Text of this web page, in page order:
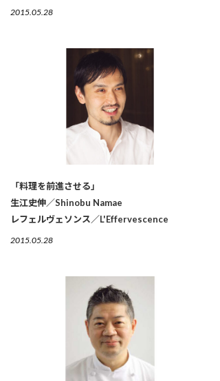
2015.05.28
「料理を前進させる」
生江史伸／Shinobu Namae
レフェルヴェソンス／L'Effervescence
2015.05.28